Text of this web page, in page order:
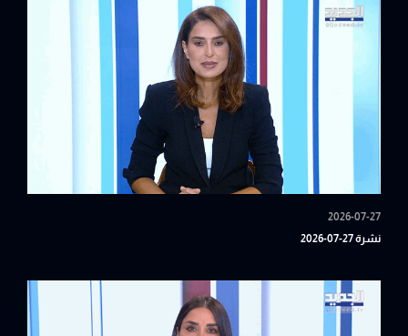
2026-07-27
نشرة 27-07-2026